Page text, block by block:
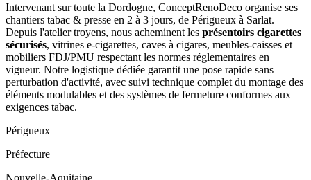
Intervenant sur toute la Dordogne, ConceptRenoDeco organise ses
chantiers tabac & presse en 2 à 3 jours, de Périgueux à Sarlat.
Depuis l'atelier troyens, nous acheminent les présentoirs cigarettes
sécurisés, vitrines e-cigarettes, caves à cigares, meubles-caisses et
mobiliers FDJ/PMU respectant les normes réglementaires en
vigueur. Notre logistique dédiée garantit une pose rapide sans
perturbation d'activité, avec suivi technique complet du montage des
éléments modulables et des systèmes de fermeture conformes aux
exigences tabac.
Périgueux
Préfecture
Nouvelle-Aquitaine